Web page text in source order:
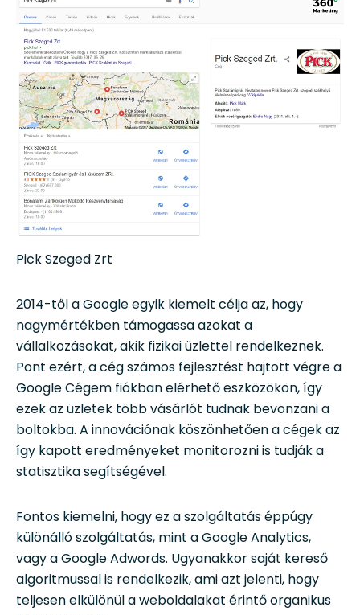
Pick Szeged Zrt
2014-től a Google egyik kiemelt célja az, hogy
nagymértékben támogassa azokat a
vállalkozásokat, akik fizikai üzlettel rendelkeznek.
Pont ezért, a cég számos fejlesztést hajtott végre a
Google Cégem fiókban elérhető eszközökön, így
ezek az üzletek több vásárlót tudnak bevonzani a
boltokba. A innovációnak köszönhetően a cégek az
így kapott eredményeket monitorozni is tudják a
statisztika segítségével.
Fontos kiemelni, hogy ez a szolgáltatás éppúgy
különálló szolgáltatás, mint a Google Analytics,
vagy a Google Adwords. Ugyanakkor saját kereső
algoritmussal is rendelkezik, ami azt jelenti, hogy
teljesen elkülönül a weboldalakat érintő organikus